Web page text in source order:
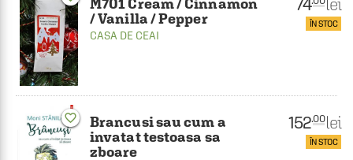
/ Vanilla / Pepper
CASA DE CEAI
lei
ÎN STOC
favorite_border
Brancusi sau cum a
invatat testoasa sa
zboare
152.00 lei
ÎN STOC